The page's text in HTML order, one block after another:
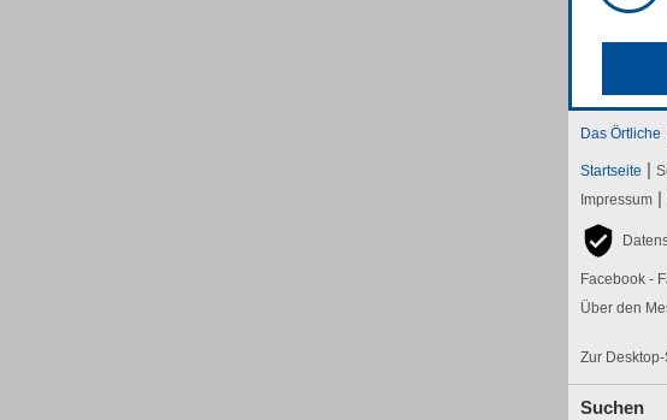
Das Örtliche
Startseite |
Impressum |
Facebook -
Über den
Zur
Suchen